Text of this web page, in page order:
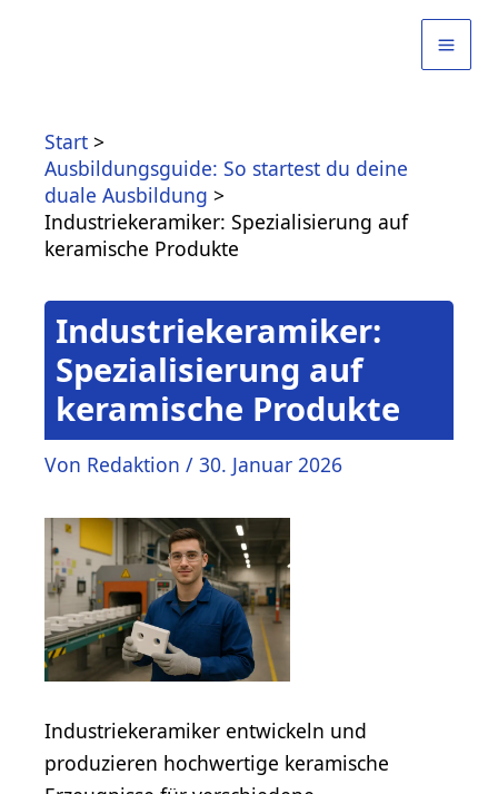
Start
Ausbildungsguide: So startest du deine
duale Ausbildung
Industriekeramiker: Spezialisierung auf
keramische Produkte
Industriekeramiker:
Spezialisierung auf
keramische Produkte
Von Redaktion / 30. Januar 2026
Industriekeramiker entwickeln und
produzieren hochwertige keramische